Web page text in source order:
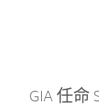
GIA 任命